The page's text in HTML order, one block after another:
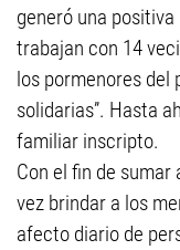
generó una
trabajan con 14
los pormenores del
solidarias”. Hasta
familiar inscripto.
Con el fin de
vez brindar a los
afecto diario de